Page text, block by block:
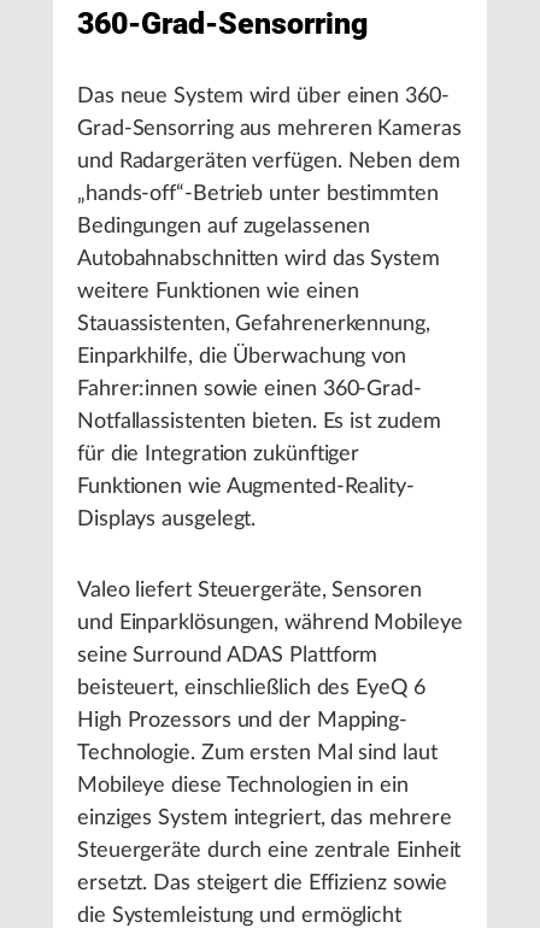
360-Grad-Sensorring
Das neue System wird über einen 360-
Grad-Sensorring aus mehreren Kameras
und Radargeräten verfügen. Neben dem
„hands-off“-Betrieb unter bestimmten
Bedingungen auf zugelassenen
Autobahnabschnitten wird das System
weitere Funktionen wie einen
Stauassistenten, Gefahrenerkennung,
Einparkhilfe, die Überwachung von
Fahrer:innen sowie einen 360-Grad-
Notfallassistenten bieten. Es ist zudem
für die Integration zukünftiger
Funktionen wie Augmented-Reality-
Displays ausgelegt.
Valeo liefert Steuergeräte, Sensoren
und Einparklösungen, während Mobileye
seine Surround ADAS Plattform
beisteuert, einschließlich des EyeQ 6
High Prozessors und der Mapping-
Technologie. Zum ersten Mal sind laut
Mobileye diese Technologien in ein
einziges System integriert, das mehrere
Steuergeräte durch eine zentrale Einheit
ersetzt. Das steigert die Effizienz sowie
die Systemleistung und ermöglicht